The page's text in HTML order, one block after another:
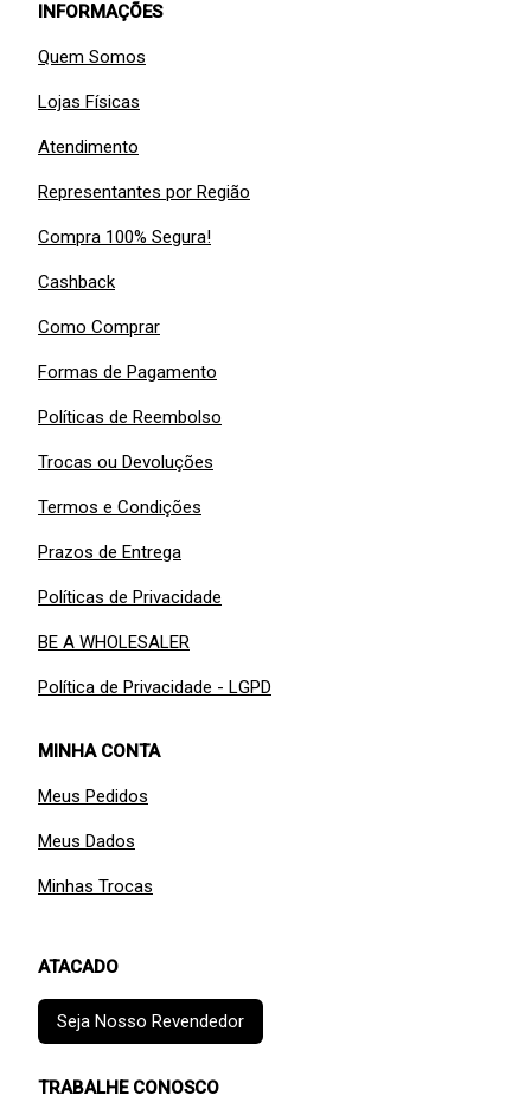
INFORMAÇÕES
Quem Somos
Lojas Físicas
Atendimento
Representantes por Região
Compra 100% Segura!
Cashback
Como Comprar
Formas de Pagamento
Políticas de Reembolso
Trocas ou Devoluções
Termos e Condições
Prazos de Entrega
Políticas de Privacidade
BE A WHOLESALER
Política de Privacidade - LGPD
MINHA CONTA
Meus Pedidos
Meus Dados
Minhas Trocas
ATACADO
Seja Nosso Revendedor
TRABALHE CONOSCO